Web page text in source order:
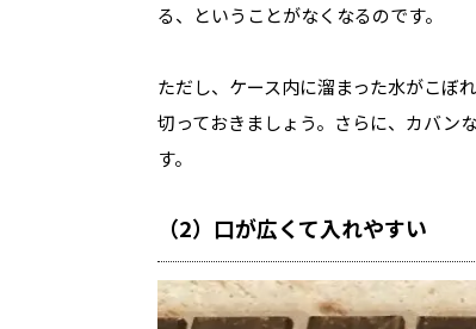
る、ということがなくなるのです。
ただし、ケース内に溜まった水がこぼ
切っておきましょう。さらに、カバン
す。
（2）口が広くて入れやすい